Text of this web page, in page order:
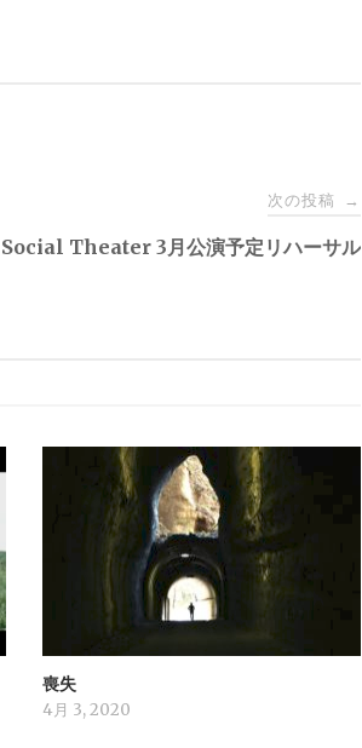
次の投稿 →
Social Theater 3月公演予定リハーサル
喪失
4月 3, 2020